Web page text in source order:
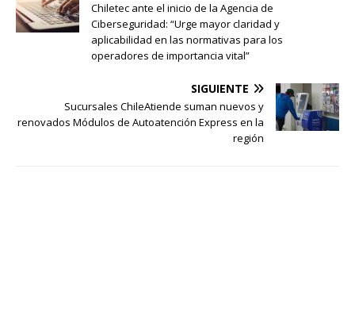
Chiletec ante el inicio de la Agencia de
Ciberseguridad: “Urge mayor claridad y
aplicabilidad en las normativas para los
operadores de importancia vital”
SIGUIENTE
Sucursales ChileAtiende suman nuevos y
renovados Módulos de Autoatención Express en la
región